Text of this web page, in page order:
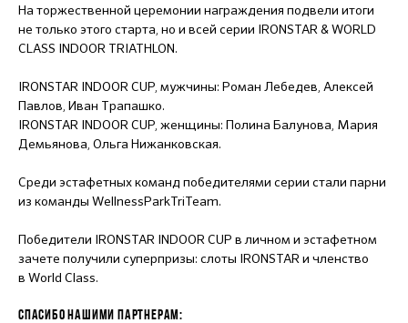
На торжественной церемонии награждения подвели итоги
не только этого старта, но и всей серии IRONSTAR & WORLD
CLASS INDOOR TRIATHLON.
IRONSTAR INDOOR CUP, мужчины: Роман Лебедев, Алексей
Павлов, Иван Трапашко.
IRONSTAR INDOOR CUP, женщины: Полина Балунова, Мария
Демьянова, Ольга Нижанковская.
Среди эстафетных команд победителями серии стали парни
из команды WellnessParkTriTeam.
Победители IRONSTAR INDOOR CUP в личном и эстафетном
зачете получили суперпризы: слоты IRONSTAR и членство
в World Class.
СПАСИБО НАШИМИ ПАРТНЕРАМ: